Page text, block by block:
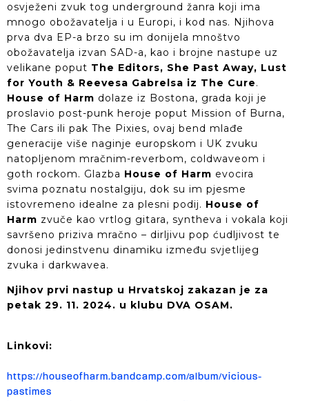
osvježeni zvuk tog underground žanra koji ima
mnogo obožavatelja i u Europi, i kod nas. Njihova
prva dva EP-a brzo su im donijela mnoštvo
obožavatelja izvan SAD-a, kao i brojne nastupe uz
velikane poput The Editors, She Past Away, Lust
for Youth & Reevesa Gabrelsa iz The Cure.
House of Harm dolaze iz Bostona, grada koji je
proslavio post-punk heroje poput Mission of Burna,
The Cars ili pak The Pixies, ovaj bend mlađe
generacije više naginje europskom i UK zvuku
natopljenom mračnim-reverbom, coldwaveom i
goth rockom. Glazba House of Harm evocira
svima poznatu nostalgiju, dok su im pjesme
istovremeno idealne za plesni podij. House of
Harm zvuče kao vrtlog gitara, syntheva i vokala koji
savršeno priziva mračno – dirljivu pop ćudljivost te
donosi jedinstvenu dinamiku između svjetlijeg
zvuka i darkwavea.
Njihov prvi nastup u Hrvatskoj zakazan je za
petak 29. 11. 2024. u klubu DVA OSAM.
Linkovi:
https://houseofharm.bandcamp.com/album/vicious-
pastimes